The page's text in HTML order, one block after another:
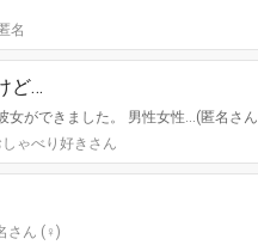
匿名
ど…
女ができました。 男性女性…(匿名さ
しゃべり好きさん
さん (♀)